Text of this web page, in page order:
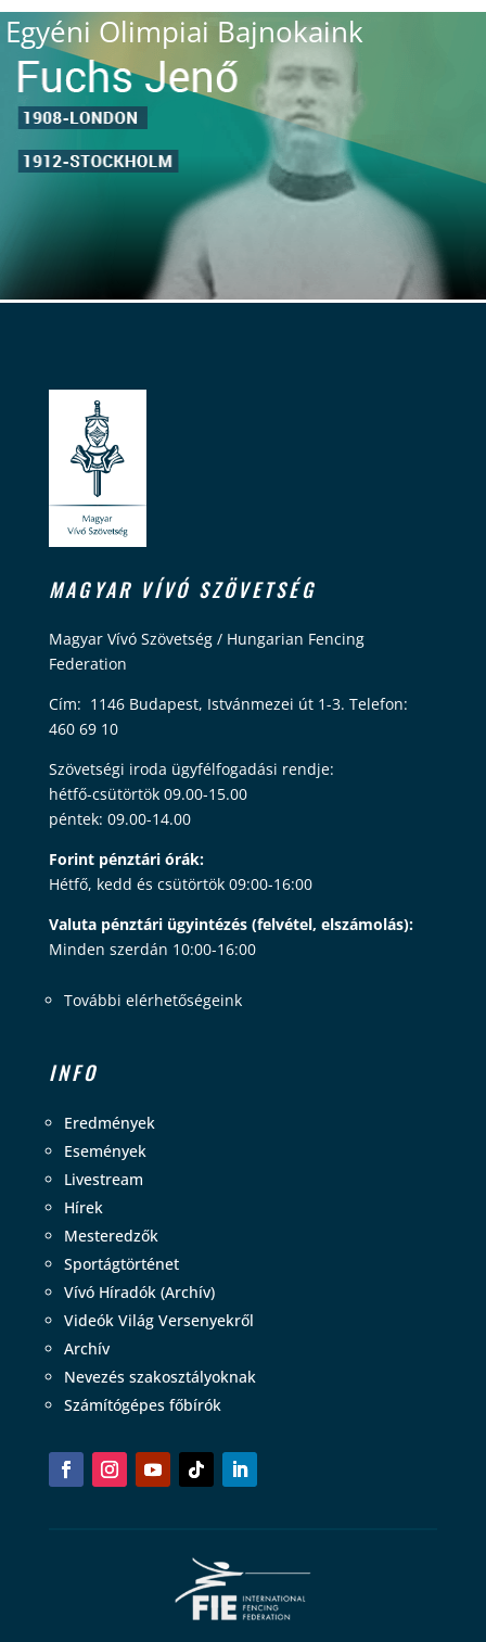
Egyéni Olimpiai Bajnokaink
MAGYAR VÍVÓ SZÖVETSÉG
Magyar Vívó Szövetség / Hungarian Fencing
Federation
Cím: 1146 Budapest, Istvánmezei út 1-3. Telefon:
460 69 10
Szövetségi iroda ügyfélfogadási rendje:
hétfő-csütörtök 09.00-15.00
péntek: 09.00-14.00
Forint pénztári órák:
Hétfő, kedd és csütörtök 09:00-16:00
Valuta pénztári ügyintézés (felvétel, elszámolás):
Minden szerdán 10:00-16:00
További elérhetőségeink
INFO
Eredmények
Események
Livestream
Hírek
Mesteredzők
Sportágtörténet
Vívó Híradók (Archív)
Videók Világ Versenyekről
Archív
Nevezés szakosztályoknak
Számítógépes főbírók